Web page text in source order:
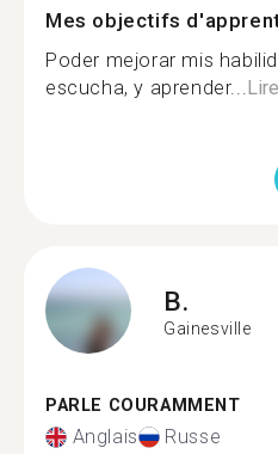
Mes objectifs
Poder mejorar mis
escucha, y aprender...
B.
Gainesville
PARLE COURAMMENT
Anglais Russe